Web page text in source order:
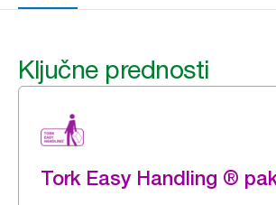
Ključne prednosti
Tork Easy Handling ®